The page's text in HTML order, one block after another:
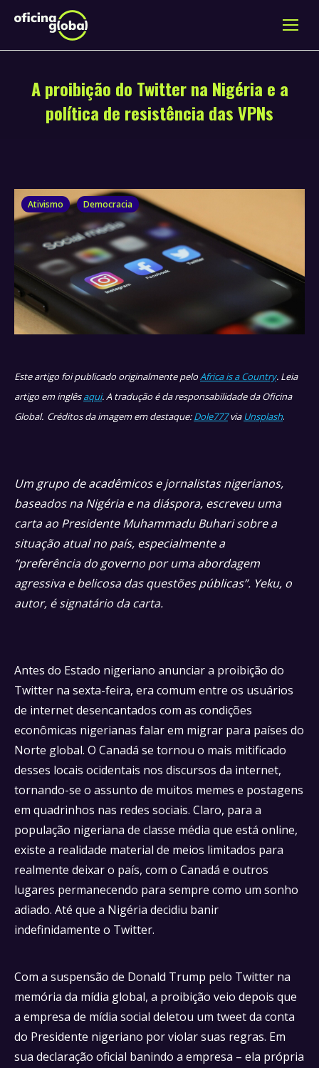
A proibição do Twitter na Nigéria e a
política de resistência das VPNs
Ativismo Democracia
Este artigo foi publicado originalmente peloAfrica is a Country. Leia
artigo em inglêsaqui. A tradução é da responsabilidade da Oficina
Global. Créditos da imagem em destaque:Dole777via Unsplash.
Um grupo de acadêmicos e jornalistas nigerianos,
baseados na Nigéria e na diáspora, escreveu uma
carta ao Presidente Muhammadu Buhari sobre a
situação atual no país, especialmente a
“preferência do governo por uma abordagem
agressiva e belicosa das questões públicas”. Yeku, o
autor, é signatário da carta.
Antes do Estado nigeriano anunciar a proibição do
Twitter na sexta-feira, era comum entre os usuários
de internet desencantados com as condições
econômicas nigerianas falar em migrar para países do
Norte global. O Canadá se tornou o mais mitificado
desses locais ocidentais nos discursos da internet,
tornando-se o assunto de muitos memes e postagens
em quadrinhos nas redes sociais. Claro, para a
população nigeriana de classe média que está online,
existe a realidade material de meios limitados para
realmente deixar o país, com o Canadá e outros
lugares permanecendo para sempre como um sonho
adiado. Até que a Nigéria decidiu banir
indefinidamente o Twitter.
Com a suspensão de Donald Trump pelo Twitter na
memória da mídia global, a proibição veio depois que
a empresa de mídia social deletou um tweet da conta
do Presidente nigeriano por violar suas regras. Em
sua declaração oficial banindo a empresa – ela própria